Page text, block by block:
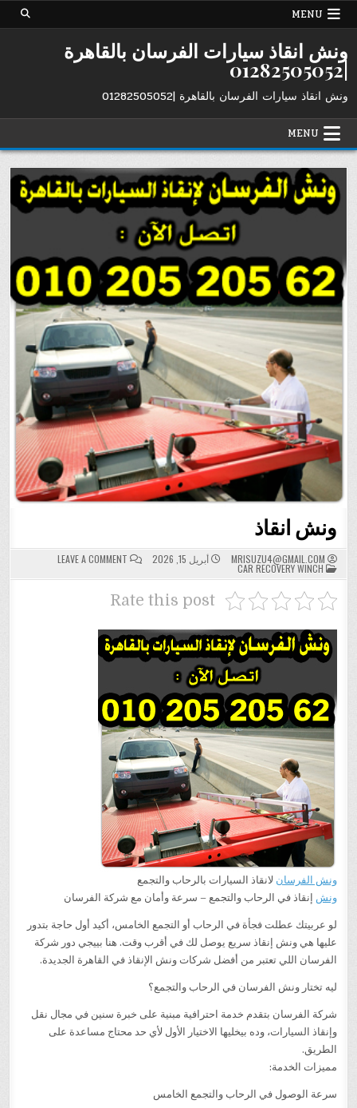
Skip
MENU
ونش انقاذ سيارات الفرسان بالقاهرة
|01282505052
ونش انقاذ سيارات الفرسان بالقاهرة |01282505052
MENU
ونش انقاذ
MRISUZU4@GMAIL.COM أبريل 15, 2026 LEAVE A COMMENT
ON
ونش
انقاذ
POSTED
IN
CAR RECOVERY WINCH
Rate this post
ونش الفرسان لانقاذ السيارات بالرحاب والتجمع
ونش إنقاذ في الرحاب والتجمع – سرعة وأمان مع شركة الفرسان
لو عربيتك عطلت فجأة في الرحاب أو التجمع الخامس، أكيد أول حاجة بتدور
عليها هي ونش إنقاذ سريع يوصل لك في أقرب وقت. هنا بييجي دور شركة
الفرسان اللي تعتبر من أفضل شركات ونش الإنقاذ في القاهرة الجديدة.
ليه تختار ونش الفرسان في الرحاب والتجمع؟
شركة الفرسان بتقدم خدمة احترافية مبنية على خبرة سنين في مجال نقل
وإنقاذ السيارات، وده بيخليها الاختيار الأول لأي حد محتاج مساعدة على
الطريق.
مميزات الخدمة:
سرعة الوصول في الرحاب والتجمع الخامس